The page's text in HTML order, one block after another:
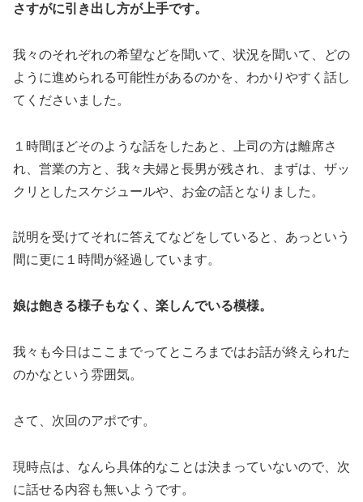
さすがに引き出し方が上手です。
我々のそれぞれの希望などを聞いて、状況を聞いて、どの
ように進められる可能性があるのかを、わかりやすく話し
てくださいました。
１時間ほどそのような話をしたあと、上司の方は離席さ
れ、営業の方と、我々夫婦と長男が残され、まずは、ザッ
クリとしたスケジュールや、お金の話となりました。
説明を受けてそれに答えてなどをしていると、あっという
間に更に１時間が経過しています。
娘は飽きる様子もなく、楽しんでいる模様。
我々も今日はここまでってところまではお話が終えられた
のかなという雰囲気。
さて、次回のアポです。
現時点は、なんら具体的なことは決まっていないので、次
に話せる内容も無いようです。